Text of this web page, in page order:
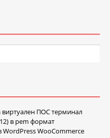
виртуален ПОС терминал
в pem формат
WordPress WooCommerce